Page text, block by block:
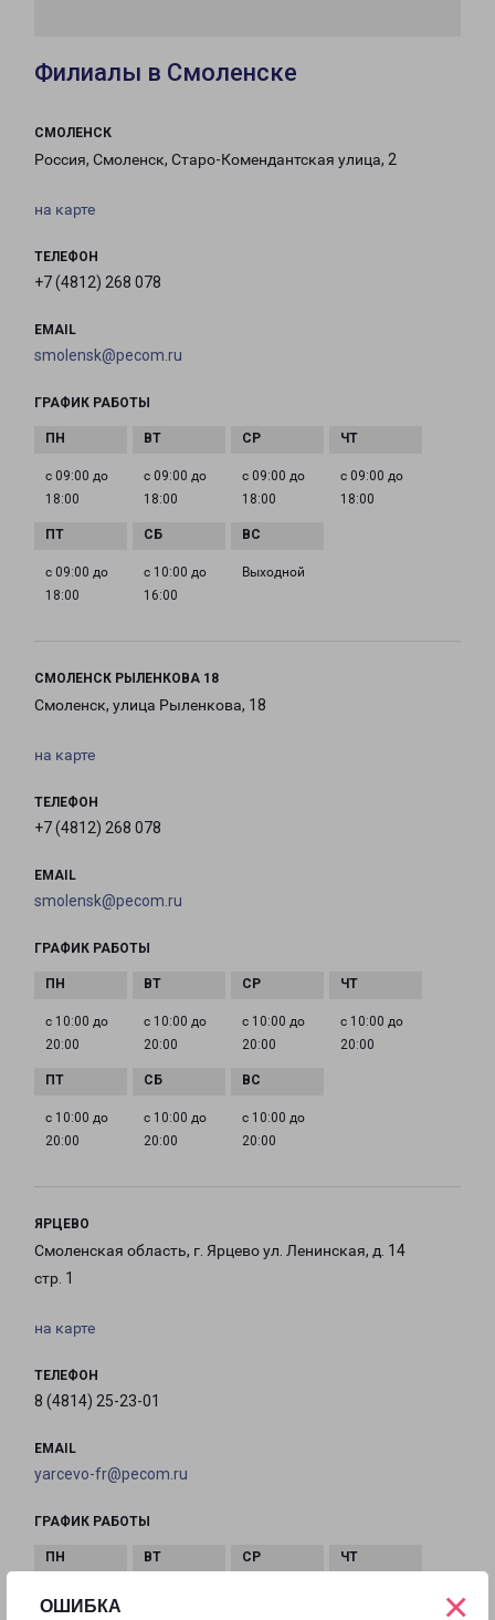
ОШИБКА ×
Филиалы в Смоленске
СМОЛЕНСК
Россия, Смоленск, Старо-Комендантская улица, 2
на карте
ТЕЛЕФОН
+7 (4812) 268 078
EMAIL
smolensk@pecom.ru
ГРАФИК РАБОТЫ
с 09:00 до
18:00
с 09:00 до
18:00
с 09:00 до
18:00
с 09:00 до
18:00
с 09:00 до
18:00
с 10:00 до
16:00
Выходной
СМОЛЕНСК РЫЛЕНКОВА 18
Смоленск, улица Рыленкова, 18
на карте
ТЕЛЕФОН
+7 (4812) 268 078
EMAIL
smolensk@pecom.ru
ГРАФИК РАБОТЫ
с 10:00 до
20:00
с 10:00 до
20:00
с 10:00 до
20:00
с 10:00 до
20:00
с 10:00 до
20:00
с 10:00 до
20:00
с 10:00 до
20:00
ЯРЦЕВО
Смоленская область, г. Ярцево ул. Ленинская, д. 14
стр. 1
на карте
ТЕЛЕФОН
8 (4814) 25-23-01
EMAIL
yarcevo-fr@pecom.ru
ГРАФИК РАБОТЫ